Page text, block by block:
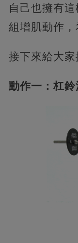
自己也擁有
組增肌動作，
接下來給大
動作一：杠鈴